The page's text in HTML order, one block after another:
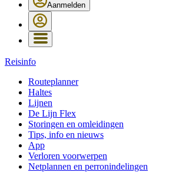
Aanmelden
Reisinfo
Routeplanner
Haltes
Lijnen
De Lijn Flex
Storingen en omleidingen
Tips, info en nieuws
App
Verloren voorwerpen
Netplannen en perronindelingen